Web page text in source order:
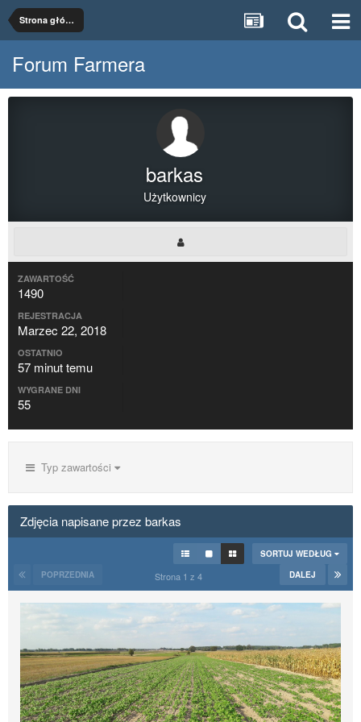
Strona główna
Forum Farmera
barkas
Użytkownicy
ZAWARTOŚĆ
1490
REJESTRACJA
Marzec 22, 2018
OSTATNIO
57 minut temu
WYGRANE DNI
55
Typ zawartości
Zdjęcia napisane przez barkas
SORTUJ WEDŁUG
POPRZEDNIA
DALEJ
Strona 1 z 4